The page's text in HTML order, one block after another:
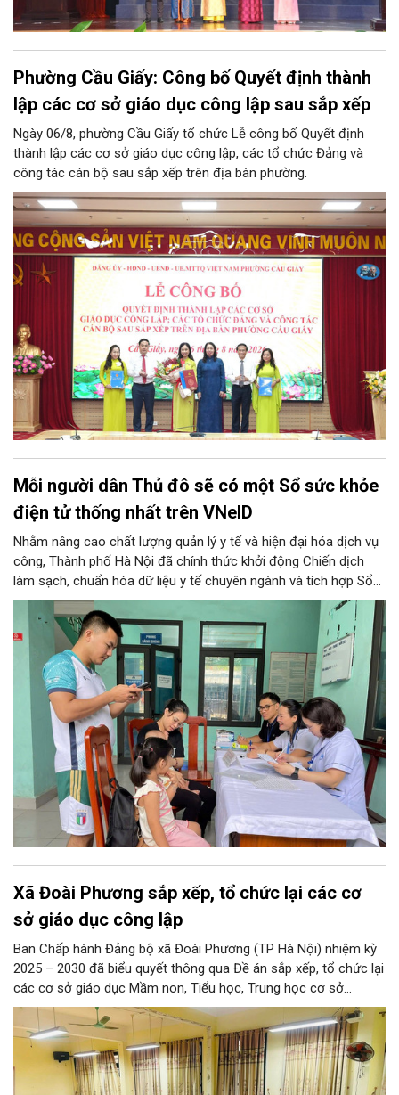
Phường Cầu Giấy: Công bố Quyết định thành
lập các cơ sở giáo dục công lập sau sắp xếp
Ngày 06/8, phường Cầu Giấy tổ chức Lễ công bố Quyết định
thành lập các cơ sở giáo dục công lập, các tổ chức Đảng và
công tác cán bộ sau sắp xếp trên địa bàn phường.
Mỗi người dân Thủ đô sẽ có một Sổ sức khỏe
điện tử thống nhất trên VNeID
Nhằm nâng cao chất lượng quản lý y tế và hiện đại hóa dịch vụ
công, Thành phố Hà Nội đã chính thức khởi động Chiến dịch
làm sạch, chuẩn hóa dữ liệu y tế chuyên ngành và tích hợp Sổ
sức khỏe điện tử trên ứng dụng VNeID. Chương trình trọng điểm
này hứa hẹn giúp mỗi người dân Thủ đô làm chủ một hồ sơ sức
khỏe điện tử duy nhất, cho phép theo dõi và chăm sóc sức
khỏe toàn diện theo vòng đời trên không gian mạng.
Xã Đoài Phương sắp xếp, tổ chức lại các cơ
sở giáo dục công lập
Ban Chấp hành Đảng bộ xã Đoài Phương (TP Hà Nội) nhiệm kỳ
2025 – 2030 đã biểu quyết thông qua Đề án sắp xếp, tổ chức lại
các cơ sở giáo dục Mầm non, Tiểu học, Trung học cơ sở
(THCS) và Đề án sắp xếp, kiện toàn, thành lập tổ chức đảng
trong các cơ sở giáo dục công lập sau sắp xếp trên địa bàn xã.